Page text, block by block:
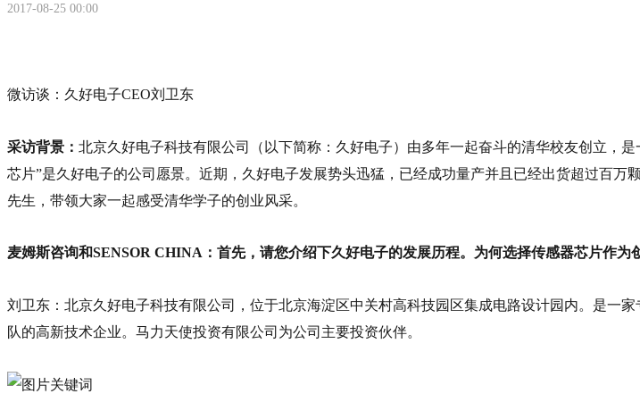
2017-08-25 00:00
微访谈：久好电子CEO刘卫东
采访背景： 北京久好电子科技有限公司（以下简称：久好电子）由多年一起奋斗的清华校友创立，
芯片”是久好电子的公司愿景。近期，久好电子发展势头迅猛，已经成功量产并且已经出货超过百
先生，带领大家一起感受清华学子的创业风采。
麦姆斯咨询和SENSOR CHINA：首先，请您介绍下久好电子的发展历程。为何选择传感器芯片作为
刘卫东：北京久好电子科技有限公司，位于北京海淀区中关村高科技园区集成电路设计园内。是一
队的高新技术企业。马力天使投资有限公司为公司主要投资伙伴。